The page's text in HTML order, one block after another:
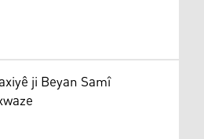
ji Beyan Samî